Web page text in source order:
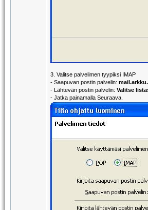
3. Valitse palvelimen tyypiksi IMAP
- Saapuvan postin palvelin:
- Lähtevän postin palvelin: Valitse
- Jatka painamalla Seuraava.